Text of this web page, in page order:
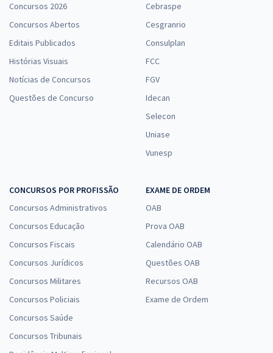
Concursos 2026
Concursos Abertos
Editais Publicados
Histórias Visuais
Notícias de Concursos
Questões de Concurso
Cebraspe
Cesgranrio
Consulplan
FCC
FGV
Idecan
Selecon
Uniase
Vunesp
CONCURSOS POR PROFISSÃO
Concursos Administrativos
Concursos Educação
Concursos Fiscais
Concursos Jurídicos
Concursos Militares
Concursos Policiais
Concursos Saúde
Concursos Tribunais
EXAME DE ORDEM
OAB
Prova OAB
Calendário OAB
Questões OAB
Recursos OAB
Exame de Ordem